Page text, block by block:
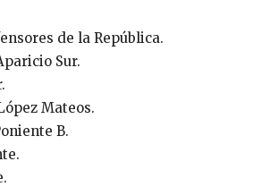
de la República.
Sur.
Mateos.
B.